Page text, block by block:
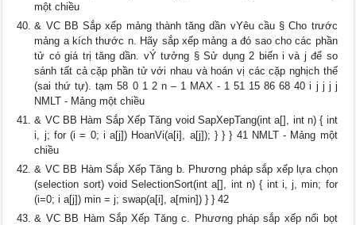
một chiều
& VC BB Sắp xếp mảng thành tăng dần vYêu cầu § Cho trước
mảng a kích thước n. Hãy sắp xếp mảng a đó sao cho các phần
tử có giá trị tăng dần. vÝ tưởng § Sử dụng 2 biến i và j để so
sánh tất cả cặp phần tử với nhau và hoán vị các cặp nghịch thế
(sai thứ tự). tạm 58 0 1 2 n – 1 MAX - 1 51 15 86 68 40 i j j j j
NMLT - Mảng một chiều
& VC BB Hàm Sắp Xếp Tăng void SapXepTang(int a[], int n) { int
i, j; for (i = 0; i a[j]) HoanVi(a[i], a[j]); } } } 41 NMLT - Mảng một
chiều
& VC BB Hàm Sắp Xếp Tăng b. Phương pháp sắp xếp lựa chọn
(selection sort) void SelectionSort(int a[], int n) { int i, j, min; for
(i=0; i a[j]) min = j; swap(a[i], a[min]) } } 42
& VC BB Hàm Sắp Xếp Tăng c. Phương pháp sắp xếp nổi bọt